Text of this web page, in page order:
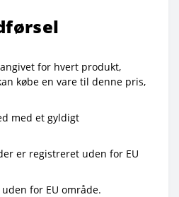
for hvert produkt,
købe en vare til denne pris,
med et gyldigt
er registreret uden for EU
for EU område.